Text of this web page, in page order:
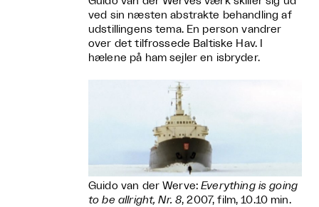
ved sin næsten abstrakte behandling af
udstillingens tema. En person vandrer
over det tilfrossede Baltiske Hav. I
hælene på ham sejler en isbryder.
Guido van der Werve:Everything is going
to be allright, Nr. 8, 2007, film, 10.10 min.